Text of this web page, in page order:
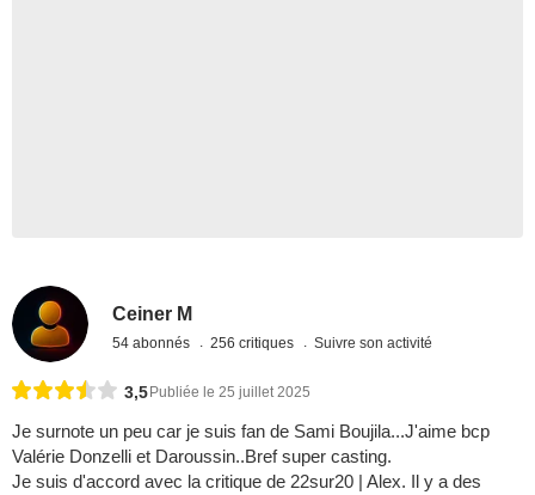
Ceiner M
54 abonnés 256 critiques Suivre son activité
3,5 Publiée le 25 juillet 2025
Je surnote un peu car je suis fan de Sami Boujila...J'aime bcp
Valérie Donzelli et Daroussin..Bref super casting.
Je suis d'accord avec la critique de 22sur20 | Alex. Il y a des